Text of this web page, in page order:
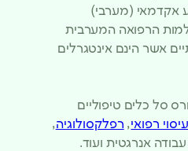
אקדמאי (מערבי)
הרפואה המערבית
אשר הינם אינטגרלים
סל כלים טיפוליים
עיסוי רפואי, רפלקסולוגיה,
עבודה אנרגטית ועוד.